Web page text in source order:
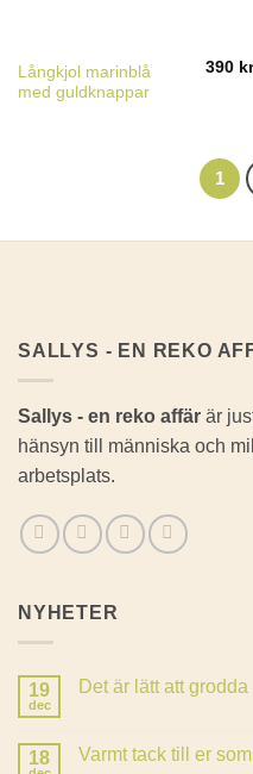
Långkjol marinblå
med guldknappar
390
1
SALLYS - EN REKO
Sallys - en reko affär är
hänsyn till människa och
arbetsplats.
NYHETER
19
dec
Det är lätt att grodda
Det
18 Varmt tack till er